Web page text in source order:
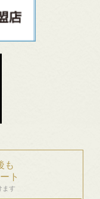
も
ト
ます